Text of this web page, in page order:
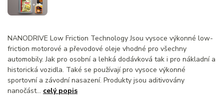
NANODRIVE Low Friction Technology Jsou vysoce výkonné low-
friction motorové a převodové oleje vhodné pro všechny
automobily. Jak pro osobní a lehká dodávková tak i pro nákladní a
historická vozidla. Také se používají pro vysoce výkonné
sportovní a závodní nasazení. Produkty jsou aditivovány
nanočást... celý popis